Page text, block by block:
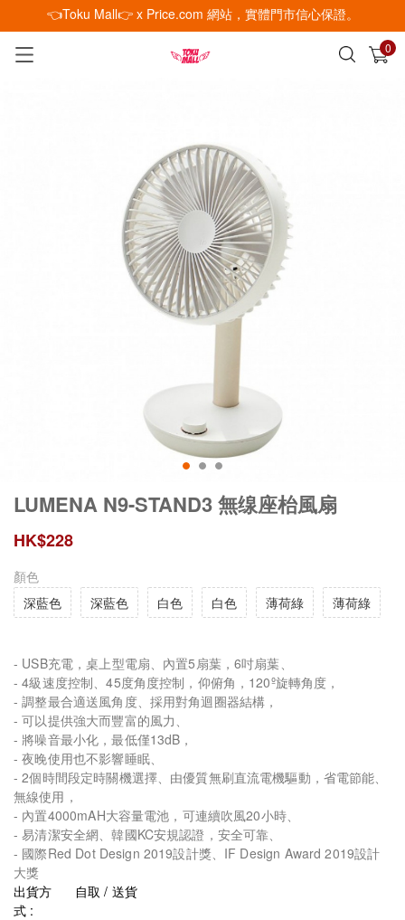
👈Toku Mall👉 x Price.com 網站，實體門市信心保證。
0
已加入購物車 查看
LUMENA N9-STAND3 無缐座枱風扇
HK$228
顏色
深藍色
深藍色 白色 白色 薄荷綠 薄荷綠
- USB充電，桌上型電扇、內置5扇葉，6吋扇葉、
- 4級速度控制、45度角度控制，仰俯角，120º旋轉角度，
- 調整最合適送風角度、採用對角迴圈器結構，
- 可以提供強大而豐富的風力、
- 將噪音最小化，最低僅13dB，
- 夜晚使用也不影響睡眠、
- 2個時間段定時關機選擇、由優質無刷直流電機驅動，省電節能、
無線使用，
- 內置4000mAH大容量電池，可連續吹風20小時、
- 易清潔安全網、韓國KC安規認證，安全可靠、
- 國際Red Dot Design 2019設計獎、IF Design Award 2019設計
大獎
出貨方
式 :
自取 / 送貨